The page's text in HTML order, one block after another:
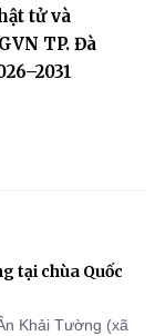
tử và
TP. Đà
tại chùa Quốc
Khải Tường (xã